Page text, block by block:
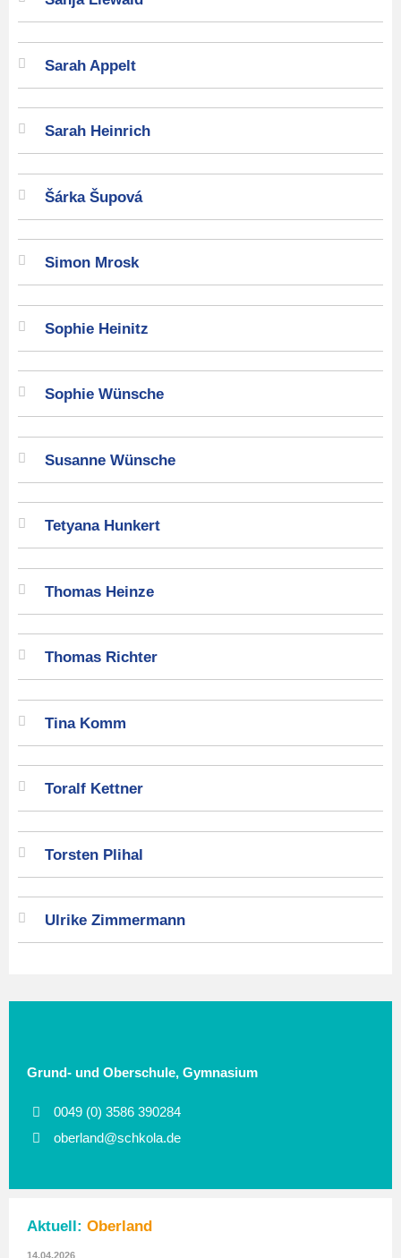
Sarah Appelt
Sarah Heinrich
Šárka Šupová
Simon Mrosk
Sophie Heinitz
Sophie Wünsche
Susanne Wünsche
Tetyana Hunkert
Thomas Heinze
Thomas Richter
Tina Komm
Toralf Kettner
Torsten Plihal
Ulrike Zimmermann
Grund- und Oberschule, Gymnasium
0049 (0) 3586 390284
oberland@schkola.de
Aktuell: Oberland
14.04.2026